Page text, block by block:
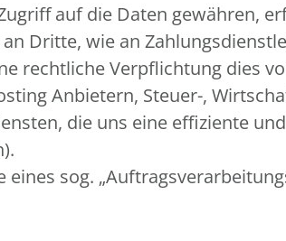
auf die Daten gewähren,
Dritte, wie an
rechtliche Verpflichtung dies
Anbietern, Steuer-,
die uns eine effiziente
sog.